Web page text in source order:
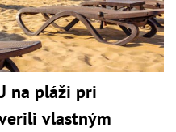
na pláži pri
vlastným